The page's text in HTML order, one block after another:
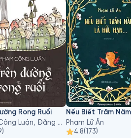
Rong Ruổi
Phạm Công Luận, Đặng Nguyễn Đông Vy
)
Phạm Lữ Ân
4.8(173)